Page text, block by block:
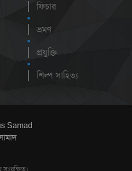
ফিচার
ভ্রমণ
প্রযুক্তি
শিল্প-সাহিত্য
Samad
সংরক্ষিত।